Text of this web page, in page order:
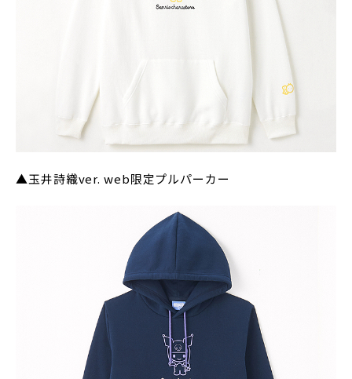
▲玉井詩織ver. web限定プルパーカー